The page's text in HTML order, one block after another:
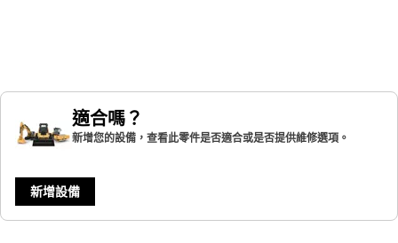
適合嗎？
新增您的設備，查看此零件是否適合或是否提供維修選項。
新增設備